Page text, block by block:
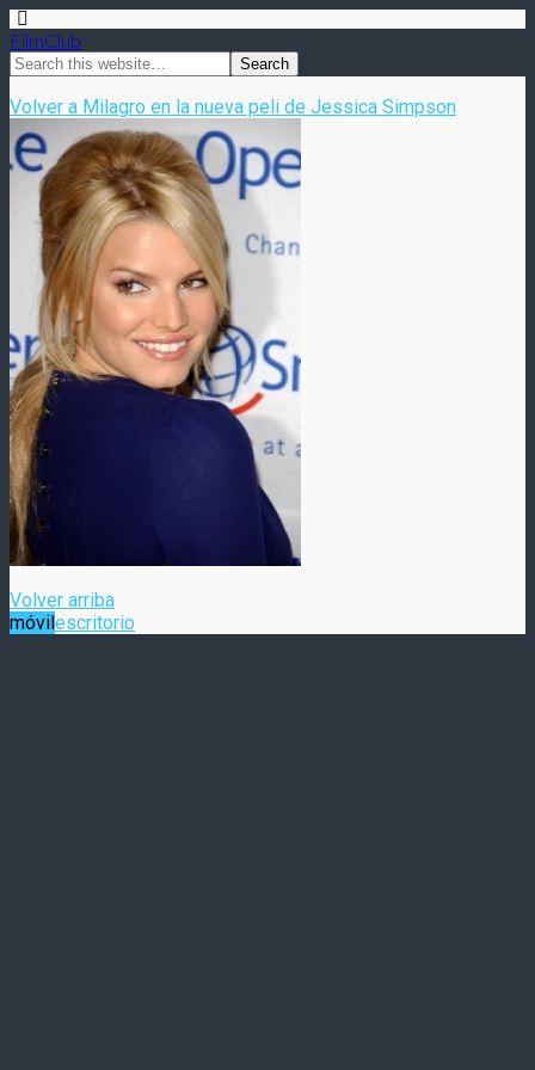
FilmClub
Volver a Milagro en la nueva peli de Jessica Simpson
Volver arriba
móvilescritorio